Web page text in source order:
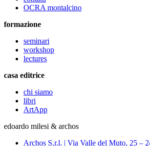
OCRA montalcino
formazione
seminari
workshop
lectures
casa editrice
chi siamo
libri
ArtApp
edoardo milesi & archos
Archos S.r.l. | Via Valle del Muto, 25 –